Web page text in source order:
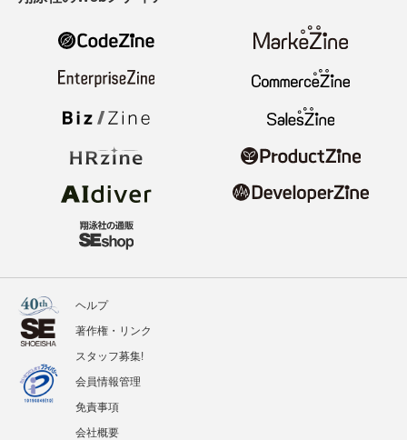
ヘルプ
著作権・リンク
スタッフ募集!
会員情報管理
免責事項
会社概要